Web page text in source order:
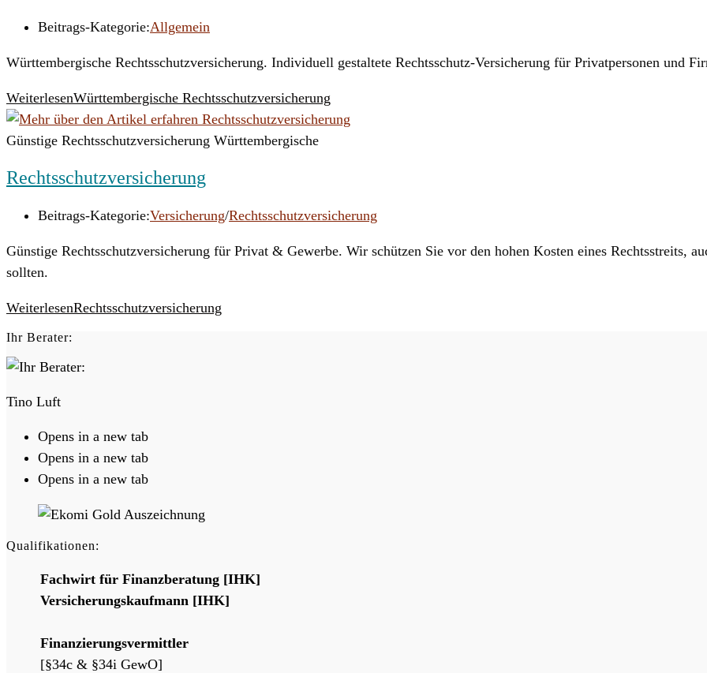
Beitrags-Kategorie:Allgemein
Württembergische Rechtsschutzversicherung. Individuell gestaltete Rechtsschutz-Versicherung für Privatpersonen und
WeiterlesenWürttembergische Rechtsschutzversicherung
Günstige Rechtsschutzversicherung Württembergische
Rechtsschutzversicherung
Beitrags-Kategorie:Versicherung/Rechtsschutzversicherung
Günstige Rechtsschutzversicherung für Privat & Gewerbe. Wir schützen Sie vor den hohen Kosten eines Rechtsstreits,
sollten.
WeiterlesenRechtsschutzversicherung
Ihr Berater:
Tino Luft
Opens in a new tab
Opens in a new tab
Opens in a new tab
Qualifikationen:
Fachwirt für Finanzberatung [IHK]
Versicherungskaufmann [IHK]
Finanzierungsvermittler
[§34c & §34i GewO]